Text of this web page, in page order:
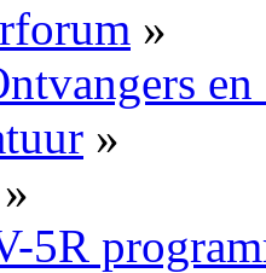
»
»
»
5R